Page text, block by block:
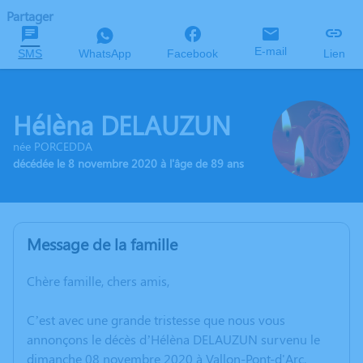
Partager
SMS WhatsApp Facebook E-mail Lien
Hélèna DELAUZUN
née PORCEDDA
décédée le 8 novembre 2020 à l'âge de 89 ans
Message de la famille
Chère famille, chers amis,
C’est avec une grande tristesse que nous vous
annonçons le décès d’Hélèna DELAUZUN survenu le
dimanche 08 novembre 2020 à Vallon-Pont-d'Arc.